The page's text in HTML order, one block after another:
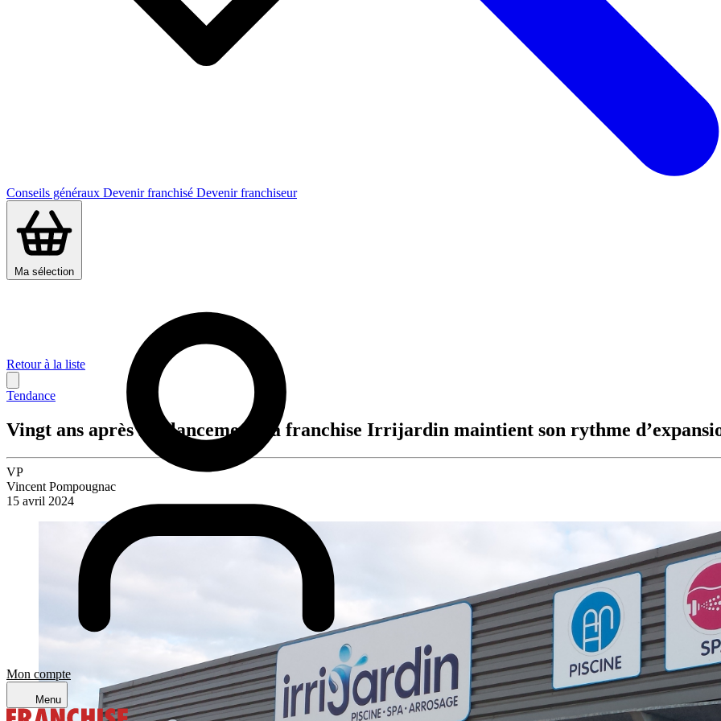
Conseils généraux Devenir franchisé Devenir franchiseur
Ma sélection
Mon compte
Menu
Retour à la liste
Tendance
Vingt ans après son lancement, la franchise Irrijardin maintient son rythme
VP
Vincent Pompougnac
15 avril 2024